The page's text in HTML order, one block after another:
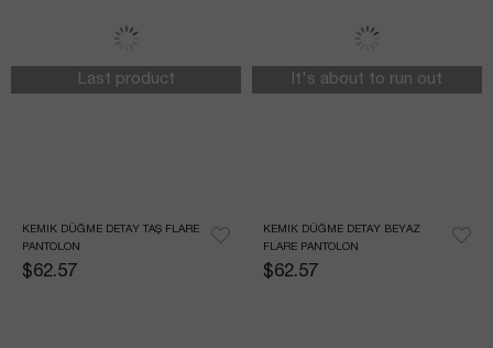
KEMIK DÜĞME DETAY TAŞ FLARE
PANTOLON
$62.57
Last product
KEMIK DÜĞME DETAY BEYAZ
FLARE PANTOLON
$62.57
It's about to run out